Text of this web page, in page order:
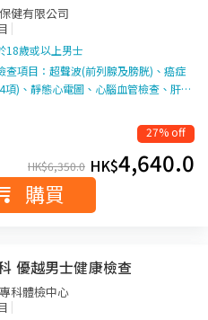
健有限公司
|
18歲或以上男士
查項目：超聲波(前列腺及膀胱)、癌症
項)、靜態心電圖、心腦血管檢查、肝…
27% off
HK$6,350.0 HK$4,640.0
購買
優越男士健康檢查
科體檢中心
|